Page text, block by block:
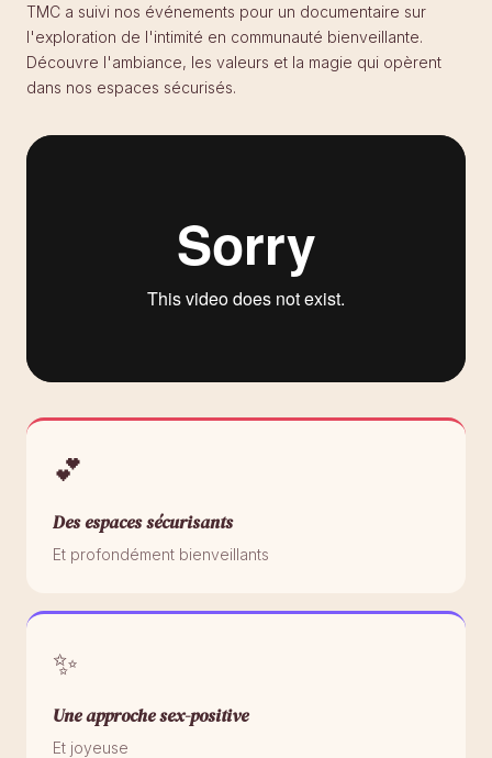
TMC a suivi nos événements pour un documentaire sur
l'exploration de l'intimité en communauté bienveillante.
Découvre l'ambiance, les valeurs et la magie qui opèrent
dans nos espaces sécurisés.
💕
Des espaces sécurisants
Et profondément bienveillants
✨
Une approche sex-positive
Et joyeuse